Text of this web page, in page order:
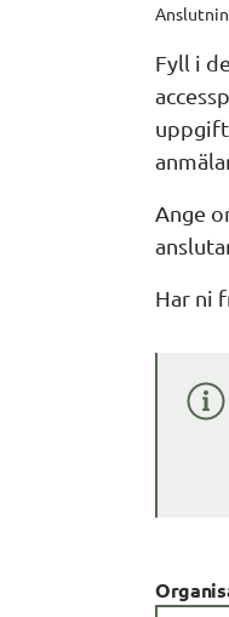
Fyll i
Ange
Har ni